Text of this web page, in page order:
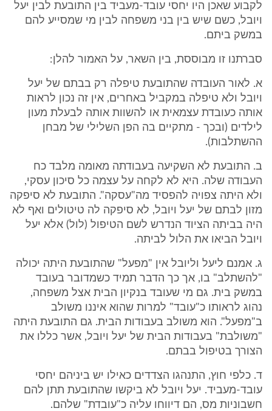
לקבוע שאכן היו יחסי עובד-מעביד בין התובעת לבין יעל
ויובל, כשם שיש בין בני משפחה לבין מי שמסייע להם
במשק ביתם.
סברתנו זו מבוססת, בין השאר, על האמור להלן:
א. לאור העובדה שהתובעת טיפלה רק בבתם של יעל
ויובל ולא טיפלה במקביל באחרים, אין זה נכון לראות
אותה כעובדת עצמאית או להשוות אותה לבעלת מעון
לילדים (ובכך - מתקיים בה הפן השלילי של מבחן
ההשתלבות).
ב. התובעת לא השקיעה בעבודתה מאומה מלבד כח
העבודה שלה. היא לא לקחה על עצמה כל סיכון עסקי,
ולא היתה צפויה להפסיד מה"עסקה". התובעת לא סיפקה
מזון לבתם של יעל ויובל, לא סיפקה לה טיטולים ואף לא
היה בביתה הציוד הנדרש לשם הטיפול (לול) אלא יעל
ויובל הביאו את הלול לביתה.
ג. אמנם ליעל וליובל אין "מפעל" שהתובעת היתה יכולה
"להשתלב" בו, אך כך הדבר תמיד כשמדובר בעובד
במשק בית. גם מי שעובד בנקיון הבית אצל משפחה,
נהוג לראותו כ"עובד" למרות שהוא איננו משולב
ב"מפעל". הוא משולב בעבודות הבית. גם התובעת היתה
"משולבת" בעבודות הבית של יעל ויובל, אשר כללו את
הצורך בטיפול בבתם.
ד. כלפי חוץ, התנהגו הצדדים כאילו יש ביניהם יחסי
עובד-מעביד. יעל ויובל לא ביקשו שהתובעת תתן להם
חשבוניות מס, הם דיווחו עליה כ"עובדת" שלהם.